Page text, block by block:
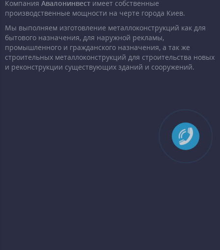
Компания Авалонинвест имеет собственные
производственные мощности на черте города Киев.
Мы выполняем изготовление металлоконструкций как для
бытового назначения, для наружной рекламы,
промышленного и гражданского назначения, а так же
строительных металлоконструкций для строительства новых
и реконструкции существующих зданий и сооружений.